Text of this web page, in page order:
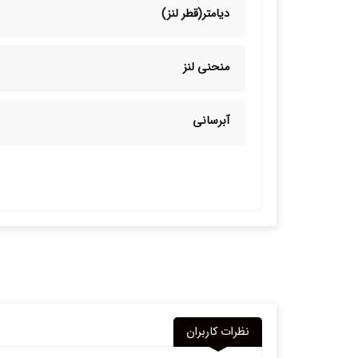
دیامتر(قطر لنز)
منحنی لنز
آبرسانی
نظرات کاربران